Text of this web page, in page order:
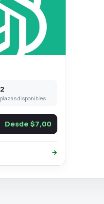
2
plazas disponibles
Desde $7,00
→